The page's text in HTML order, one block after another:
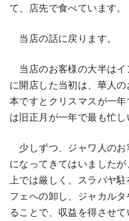
て、店先で食べています。
当店の話に戻ります。
当店のお客様の大半は
に開店した当初は、華人
本ですとクリスマスが一
は旧正月が一年で最も忙し
少しずつ、ジャワ人のお
になってきてはいました
上では厳しく、スラバヤ
フェへの卸し、ジャカル
ることで、収益を得させて